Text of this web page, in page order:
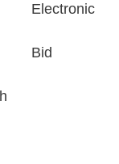
Electronic
Bid